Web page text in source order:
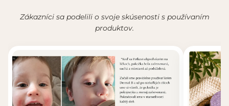
Zákazníci sa podelili o svoje skúsenosti s používaním
produktov.